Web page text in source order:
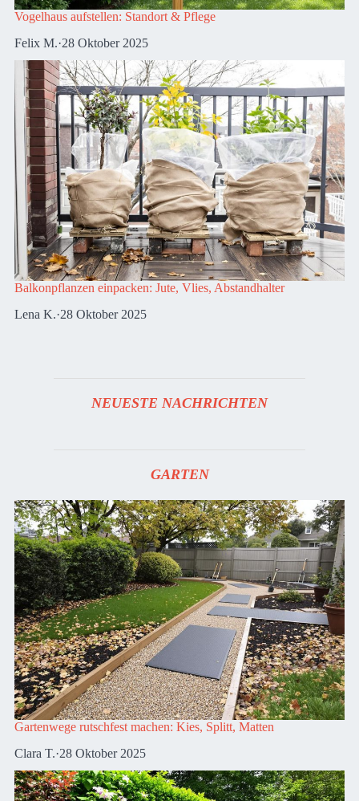
Vogelhaus aufstellen: Standort & Pflege
Felix M.·28 Oktober 2025
Balkonpflanzen einpacken: Jute, Vlies, Abstandhalter
Lena K.·28 Oktober 2025
NEUESTE NACHRICHTEN
GARTEN
Gartenwege rutschfest machen: Kies, Splitt, Matten
Clara T.·28 Oktober 2025